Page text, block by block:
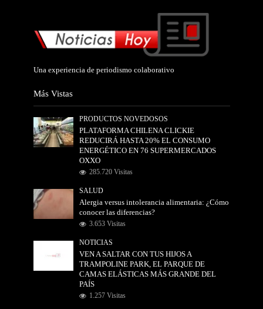
Una experiencia de periodismo colaborativo
Más Vistas
PRODUCTOS NOVEDOSOS
PLATAFORMA CHILENA CLICKIE
REDUCIRÁ HASTA 20% EL CONSUMO
ENERGÉTICO EN 76 SUPERMERCADOS
OXXO
285.720 Visitas
SALUD
Alergia versus intolerancia alimentaria: ¿Cómo
conocer las diferencias?
3.653 Visitas
NOTICIAS
VEN A SALTAR CON TUS HIJOS A
TRAMPOLINE PARK, EL PARQUE DE
CAMAS ELÁSTICAS MÁS GRANDE DEL
PAÍS
1.257 Visitas